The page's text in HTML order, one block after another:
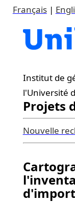
Français|
Institut de
l'Université
Projets
Nouvelle